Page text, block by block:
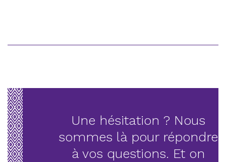
Une hésitation ? Nous
sommes là pour répondre
à vos questions. Et on